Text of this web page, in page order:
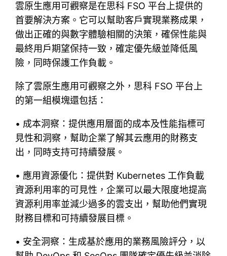
雲原生應用可觀察是在思科 FSO 平台上提供的
首要解決方案。它可以幫助客戶實現業務成果，
做出正確的與數字體驗相關的決策，確保性能與
最終用戶期望保持一致，確定優先級並降低風
險，同時保護工作負載。
除了雲原生應用可觀察之外，思科 FSO 平台上
的第一組模塊還包括：
• 成本洞察：提供應用層面的成本及性能指標可
見性和洞察，幫助企業了解其云應用的財務支
出，同時支持可持續發展。
• 應用資源優化：提供對 Kubernetes 工作負載
資源利用率的可見性，企業可以最大限度地提高
資源利用率並減少過多的雲支出，幫助他們實現
財務目標和可持續發展目標。
• 安全洞察：生成基於應用的業務風險評分，以